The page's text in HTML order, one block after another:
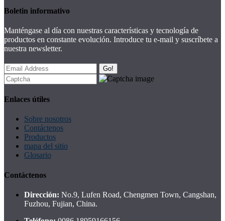
Boletin informativo
Manténgase al día con nuestras características y tecnología de
productos en constante evolución. Introduce tu e-mail y suscríbete a
nuestra newsletter.
Go!
Enlaces útiles
Sobre nosotros
Contáctenos
Productos
mapa del sitio
Glosario
Contáctenos
Dirección: No.9, Lufen Road, Chengmen Town, Cangshan,
Fuzhou, Fujian, China.